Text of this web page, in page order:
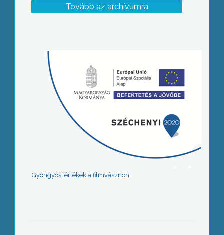
Tovább az archívumra
Gyöngyösi értékek a filmvásznon